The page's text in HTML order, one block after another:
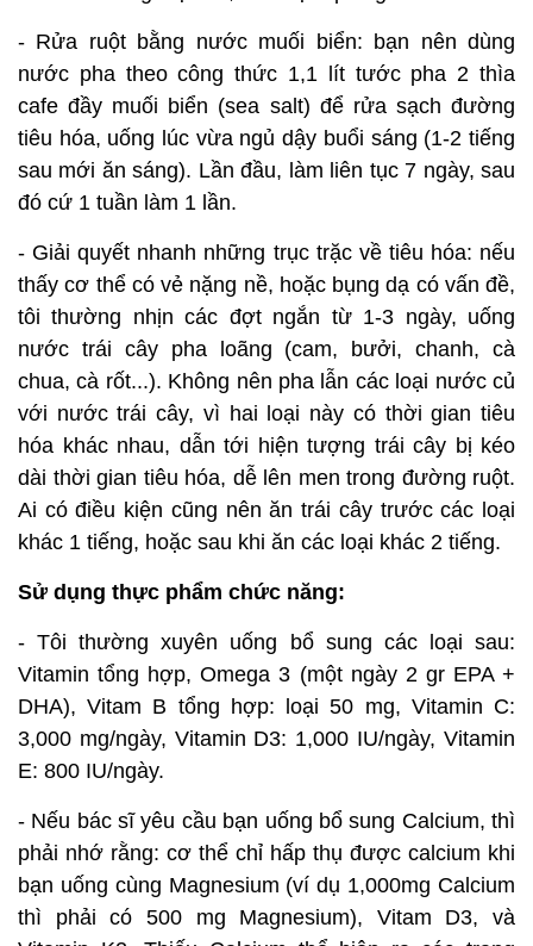
- Rửa ruột bằng nước muối biển: bạn nên dùng
nước pha theo công thức 1,1 lít tước pha 2 thìa
cafe đầy muối biển (sea salt) để rửa sạch đường
tiêu hóa, uống lúc vừa ngủ dậy buổi sáng (1-2 tiếng
sau mới ăn sáng). Lần đầu, làm liên tục 7 ngày, sau
đó cứ 1 tuần làm 1 lần.
- Giải quyết nhanh những trục trặc về tiêu hóa: nếu
thấy cơ thể có vẻ nặng nề, hoặc bụng dạ có vấn đề,
tôi thường nhịn các đợt ngắn từ 1-3 ngày, uống
nước trái cây pha loãng (cam, bưởi, chanh, cà
chua, cà rốt...). Không nên pha lẫn các loại nước củ
với nước trái cây, vì hai loại này có thời gian tiêu
hóa khác nhau, dẫn tới hiện tượng trái cây bị kéo
dài thời gian tiêu hóa, dễ lên men trong đường ruột.
Ai có điều kiện cũng nên ăn trái cây trước các loại
khác 1 tiếng, hoặc sau khi ăn các loại khác 2 tiếng.
Sử dụng thực phẩm chức năng:
- Tôi thường xuyên uống bổ sung các loại sau:
Vitamin tổng hợp, Omega 3 (một ngày 2 gr EPA +
DHA), Vitam B tổng hợp: loại 50 mg, Vitamin C:
3,000 mg/ngày, Vitamin D3: 1,000 IU/ngày, Vitamin
E: 800 IU/ngày.
- Nếu bác sĩ yêu cầu bạn uống bổ sung Calcium, thì
phải nhớ rằng: cơ thể chỉ hấp thụ được calcium khi
bạn uống cùng Magnesium (ví dụ 1,000mg Calcium
thì phải có 500 mg Magnesium), Vitam D3, và